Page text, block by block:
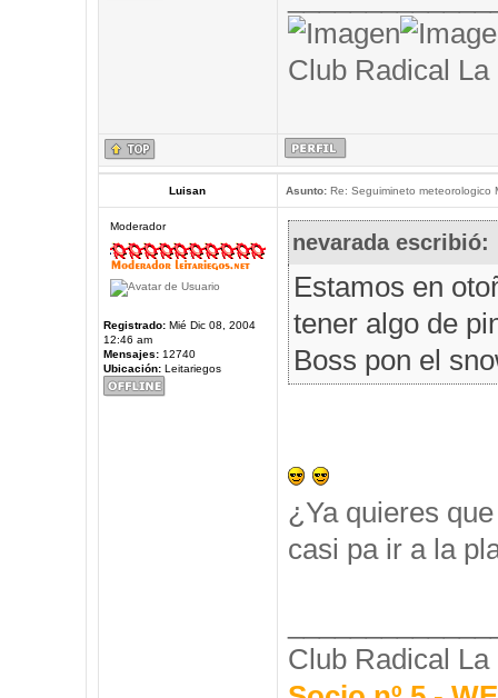
Club Radical La
Luisan Asunto:Re: Seguimineto meteorologico
Moderador
Registrado:Mié Dic 08, 2004
12:46 am
Mensajes:12740
Ubicación:Leitariegos
nevarada escribió:
Estamos en
tener algo de
Boss pon el
¿Ya quieres
casi pa ir a la
Club Radical La